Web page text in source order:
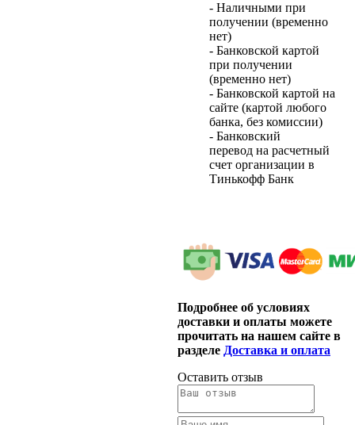
- Наличными при
получении (временно
нет)
- Банковской картой
при получении
(временно нет)
- Банковской картой на
сайте (картой любого
банка, без комиссии)
- Банковский
перевод на расчетный
счет организации в
Тинькофф Банк
Подробнее об условиях
доставки и оплаты можете
прочитать на нашем сайте в
разделе Доставка и оплата
Оставить отзыв